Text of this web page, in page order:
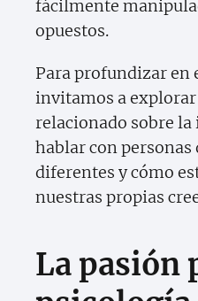
fácilmente
opuestos.
Para profundizar en
invitamos a explorar
relacionado sobre
hablar con
diferentes y cómo
nuestras propias
La pasión